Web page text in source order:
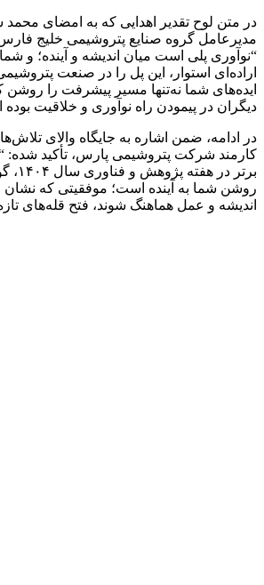
در متن لوح تقدیر اهدایی که به امضای محمد
مدیرعامل گروه صنایع پتروشیمی خلیج
“نوآوری پلی است میان اندیشه و آینده؛ و
اراده‌ای استوار، این پل را در صنعت پتروشیمی
ایده‌های شما نه‌تنها مسیر پیشرفت را روشن
دیگران در پیمودن راه نوآوری و خلاقیت
در ادامه، ضمن اشاره به جایگاه والای
کارمند شرکت پتروشیمی پارس، تأکید شده:
برتر
روشن شما به آینده است؛ موفقیتی که
اندیشه و عمل هماهنگ شوند، فتح قله‌های